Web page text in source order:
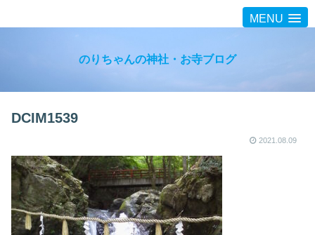
MENU
のりちゃんの神社・お寺ブログ
DCIM1539
2021.08.09